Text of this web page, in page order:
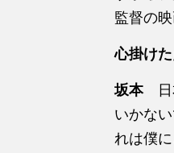
監督の
心掛けた
坂本
いかな
れは僕